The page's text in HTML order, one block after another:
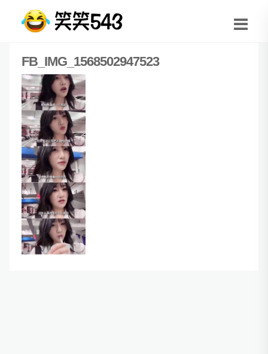
FB_IMG_1568502947523